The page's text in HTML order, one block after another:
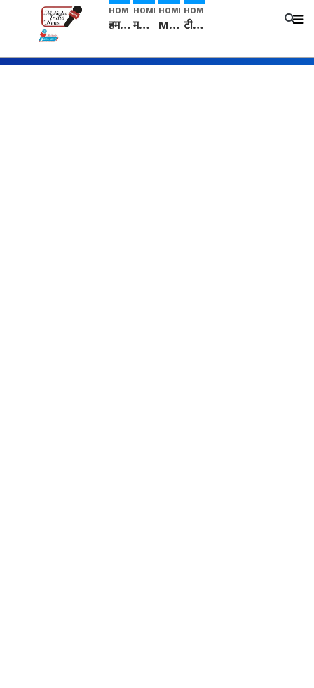
HOME
हम सनातनी..." सांसद kangana Ranaut से क्या बोली लड़की? Viral Jantar-Mantar | CJP protest
HOME
मनीषा हत्याकांड: हत्या, आत्महत्या या कोई बड़ा राज? | Full Story | Josh Haryana
HOME
Mangalsutra: हिंदू धर्म में शादी के बाद मंगलसूत्र क्यों पहनती है महिलाएं, किसने शुरु की ये परंपरा
HOME
टीम बीकेई ने एग्रीकल्चर ग्रेड की यूरिया खाद गट्टों में बदलकर टेक्निकल ग्रेड में बेचने वालों पर करवाई कार्रवाई: लखविंदर सिंह औलख